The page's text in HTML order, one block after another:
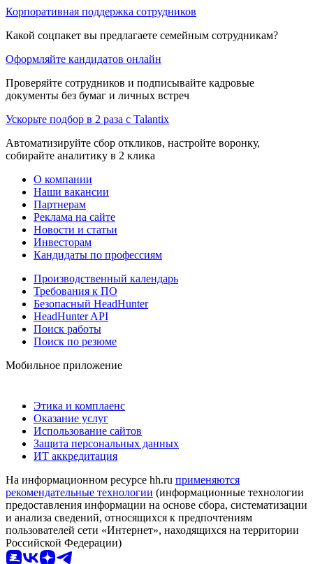
Корпоративная поддержка сотрудников
Какой соцпакет вы предлагаете семейным сотрудникам?
Оформляйте кандидатов онлайн
Проверяйте сотрудников и подписывайте кадровые
документы без бумаг и личных встреч
Ускорьте подбор в 2 раза с Talantix
Автоматизируйте сбор откликов, настройте воронку,
собирайте аналитику в 2 клика
О компании
Наши вакансии
Партнерам
Реклама на сайте
Новости и статьи
Инвесторам
Кандидаты по профессиям
Производственный календарь
Требования к ПО
Безопасный HeadHunter
HeadHunter API
Поиск работы
Поиск по резюме
Мобильное приложение
Этика и комплаенс
Оказание услуг
Использование сайтов
Защита персональных данных
ИТ аккредитация
На информационном ресурсе hh.ru применяются
рекомендательные технологии (информационные технологии
предоставления информации на основе сбора, систематизации
и анализа сведений, относящихся к предпочтениям
пользователей сети «Интернет», находящихся на территории
Российской Федерации)